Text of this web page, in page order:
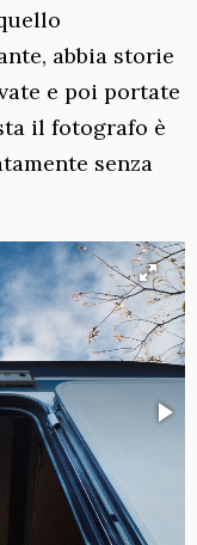
abbia storie
e poi portate
il fotografo è
senza